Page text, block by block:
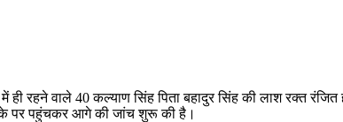
में ही रहने वाले 40 कल्याण सिंह पिता बहादुर सिंह की लाश रक्त
पर पहुंचकर आगे की जांच शुरू की है।